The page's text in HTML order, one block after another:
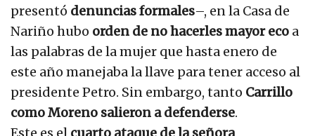
presentó denuncias formales–, en la Casa de
Nariño hubo orden de no hacerles mayor eco a
las palabras de la mujer que hasta enero de
este año manejaba la llave para tener acceso al
presidente Petro. Sin embargo, tanto Carrillo
como Moreno salieron a defenderse.